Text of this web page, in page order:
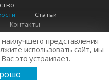
Статьи
Контакты
защищеныПолитика
представления
использовать сайт, мы
это устраивает.